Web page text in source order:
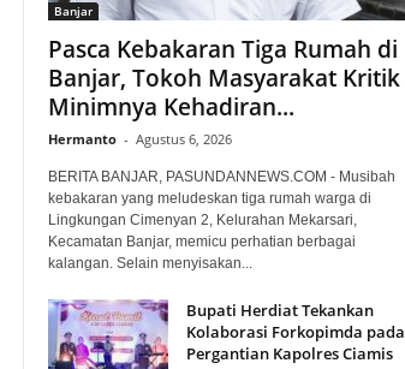
Banjar
Pasca Kebakaran Tiga Rumah di
Banjar, Tokoh Masyarakat Kritik
Minimnya Kehadiran...
Hermanto - Agustus 6, 2026
BERITA BANJAR, PASUNDANNEWS.COM - Musibah
kebakaran yang meludeskan tiga rumah warga di
Lingkungan Cimenyan 2, Kelurahan Mekarsari,
Kecamatan Banjar, memicu perhatian berbagai
kalangan. Selain menyisakan...
Bupati Herdiat Tekankan
Kolaborasi Forkopimda pada
Pergantian Kapolres Ciamis